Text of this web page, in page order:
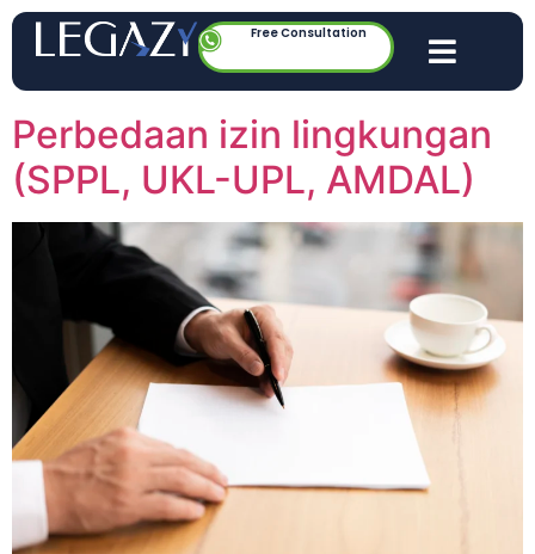
Free Consultation
Perbedaan izin lingkungan
(SPPL, UKL-UPL, AMDAL)